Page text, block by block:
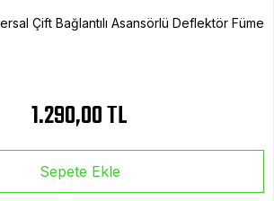
Çift Bağlantılı Asansörlü Deflektör Füme
1.290,00 TL
Sepete Ekle